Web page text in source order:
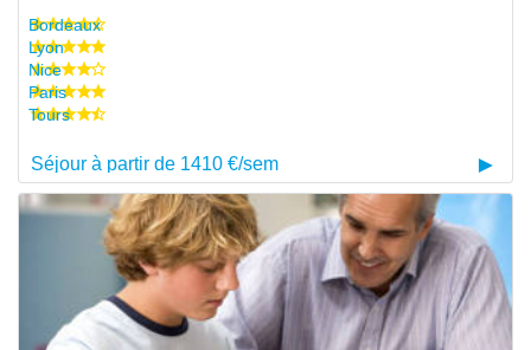
Bordeaux
Lyon
Nice
Paris
Tours
Séjour à partir de 1410 €/sem